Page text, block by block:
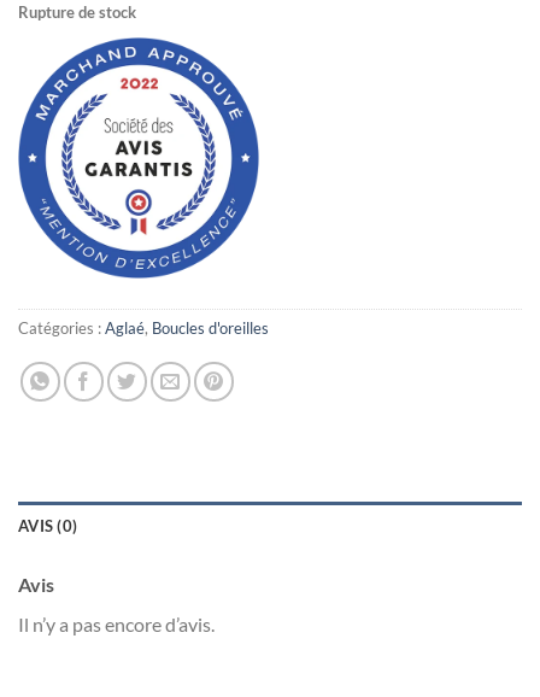
Rupture de stock
Catégories :Aglaé, Boucles d'oreilles
AVIS (0)
Avis
Il n’y a pas encore d’avis.